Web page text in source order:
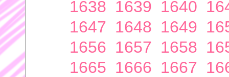
1638 1639 1640
1647 1648 1649
1656 1657 1658
1665 1666 1667